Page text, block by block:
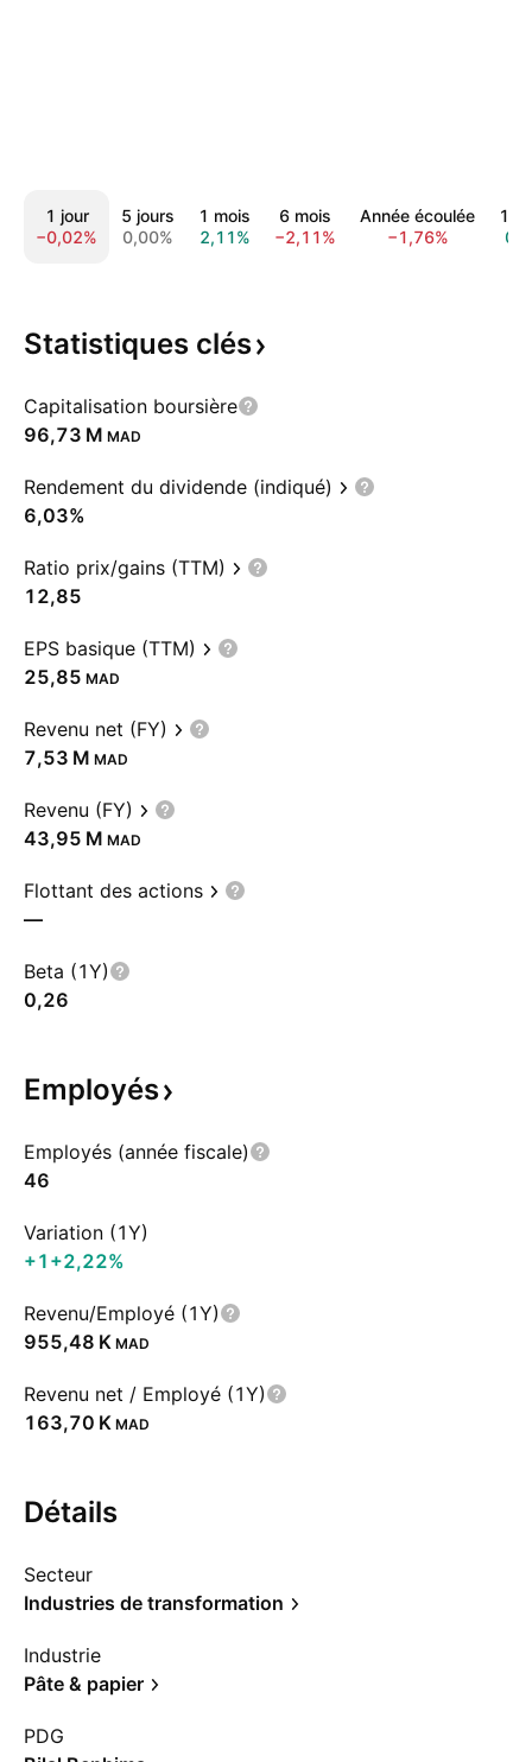
1 jour
−0,02%
5 jours
0,00%
1 mois
2,11%
6 mois
−2,11%
Année écoulée
−1,76%
1
Statistiques clés
Capitalisation boursière
‪96,73 M‬ MAD
Rendement du dividende (indiqué)
6,03%
Ratio prix/gains (TTM)
12,85
EPS basique (TTM)
25,85 MAD
Revenu net (FY)
‪7,53 M‬ MAD
Revenu (FY)
‪43,95 M‬ MAD
Flottant des actions
—
Beta (1Y)
0,26
Employés
Employés (année fiscale)
46
Variation (1Y)
+1 +2,22%
Revenu/Employé (1Y)
‪955,48 K‬ MAD
Revenu net / Employé (1Y)
‪163,70 K‬ MAD
Détails
Secteur
Industries de transformation
Industrie
Pâte & papier
PDG